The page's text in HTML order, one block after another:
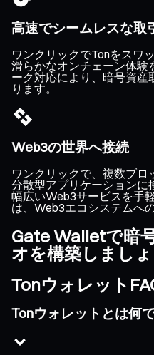
高速でシームレスな取
ワンクリックでTonをスワ
滑らかなオンチェーン体験
ーク対応により、暗号資産
ります。
Web3の世界へ接続
ワンクリックで、複数ブ
分散型アプリケーションに
幅広いWeb3サービスを手
は、Web3エコシステムへ
Gate Walletで暗
オを構築しましょ
Tonウォレット
Tonウォレットとは何